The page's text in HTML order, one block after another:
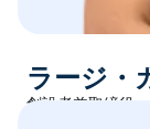
ラージ・
創設者兼取締役